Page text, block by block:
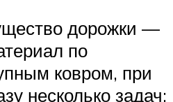
дорожки —
по
ковром, при
несколько задач: